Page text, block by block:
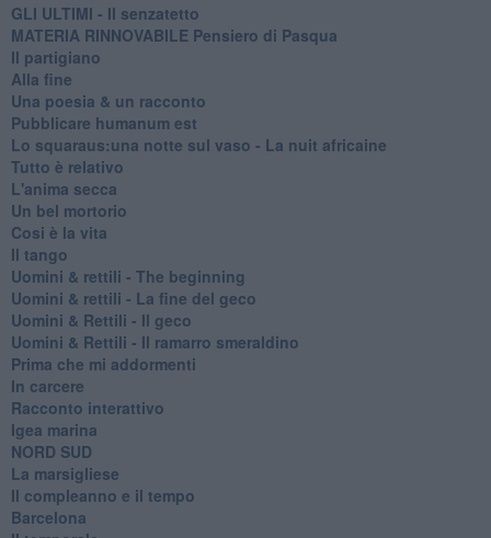
GLI ULTIMI - Il senzatetto
MATERIA RINNOVABILE Pensiero di Pasqua
Il partigiano
Alla fine
Una poesia & un racconto
Pubblicare humanum est
Lo squaraus:una notte sul vaso - La nuit africaine
Tutto è relativo
L'anima secca
Un bel mortorio
Cosi è la vita
Il tango
​Uomini & rettili - The beginning
​Uomini & rettili - La fine del geco
Uomini & Rettili - Il geco
Uomini & Rettili - Il ramarro smeraldino
Prima che mi addormenti
In carcere
Racconto interattivo
Igea marina
​NORD SUD
La marsigliese
Il compleanno e il tempo
Barcelona